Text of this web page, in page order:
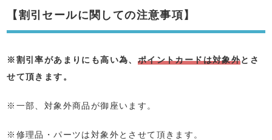
【割引セールに関しての注意事項】
※割引率があまりにも高い為、 ポイントカードは対象外とさ
せて頂きます。
※一部、対象外商品が御座います。
※修理品・パーツは対象外とさせて頂きます。